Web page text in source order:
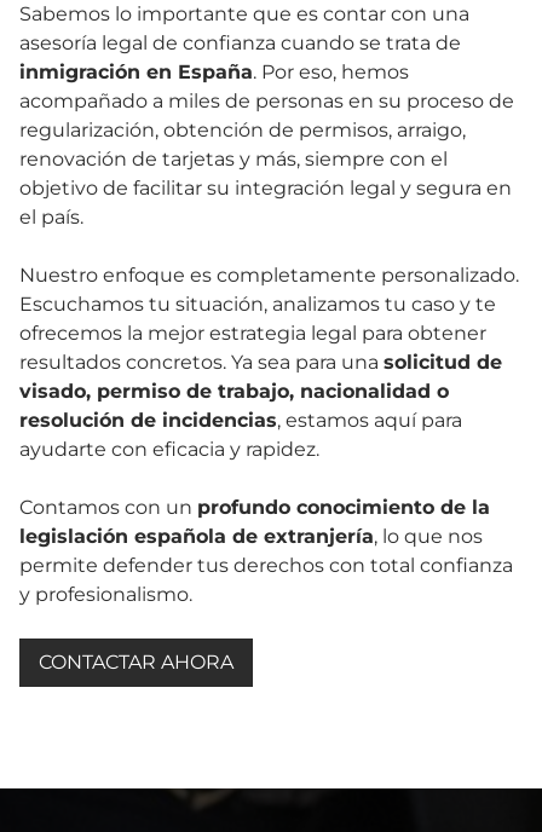
Sabemos lo importante que es contar con una
asesoría legal de confianza cuando se trata de
inmigración en España. Por eso, hemos
acompañado a miles de personas en su proceso de
regularización, obtención de permisos, arraigo,
renovación de tarjetas y más, siempre con el
objetivo de facilitar su integración legal y segura en
el país.
Nuestro enfoque es completamente personalizado.
Escuchamos tu situación, analizamos tu caso y te
ofrecemos la mejor estrategia legal para obtener
resultados concretos. Ya sea para una solicitud de
visado, permiso de trabajo, nacionalidad o
resolución de incidencias, estamos aquí para
ayudarte con eficacia y rapidez.
Contamos con un profundo conocimiento de la
legislación española de extranjería, lo que nos
permite defender tus derechos con total confianza
y profesionalismo.
CONTACTAR AHORA